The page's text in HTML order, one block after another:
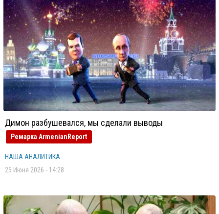
Димон разбушевался, мы сделали выводы
Ремарка ArmenianReport
НАША АНАЛИТИКА
25 Июня 2026 - 14:28